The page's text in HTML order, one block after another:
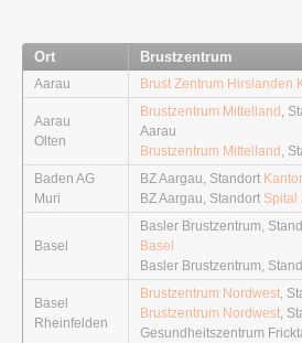
Ort Brustzentrum
Aarau Brust Zentrum Hirslanden
Aarau
Olten
Brustzentrum Mittelland ,
Aarau
Brustzentrum Mittelland ,
Baden AG
Muri
BZ Aargau, Standort
BZ Aargau, Standort Spital
Basel
Basler Brustzentrum,
Basel
Basler Brustzentrum,
Basel
Rheinfelden
Brustzentrum Nordwest,
Brustzentrum Nordwest,
Gesundheitszentrum